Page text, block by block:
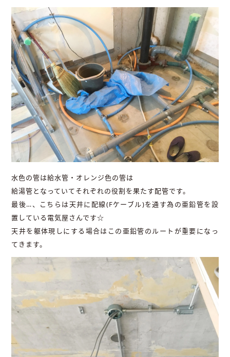
水色の管は給水管・オレンジ色の管は
給湯管となっていてそれぞれの役割を果たす配管です。
最後…、こちらは天井に配線(Fケーブル)を通す為の亜鉛管を設
置している電気屋さんです☆
天井を躯体現しにする場合はこの亜鉛管のルートが重要になっ
てきます。